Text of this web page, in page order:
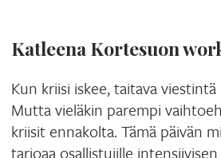
Katleena Kortesuon
Kun kriisi iskee, taitava
Mutta vieläkin parempi
kriisit ennakolta. Tämä päivän
tarjoaa osallistujille